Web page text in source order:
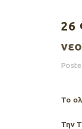
26
To
Την